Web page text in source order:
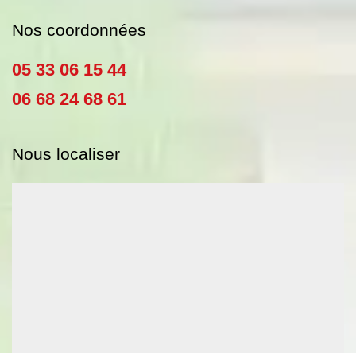
Nos coordonnées
05 33 06 15 44
06 68 24 68 61
Nous localiser